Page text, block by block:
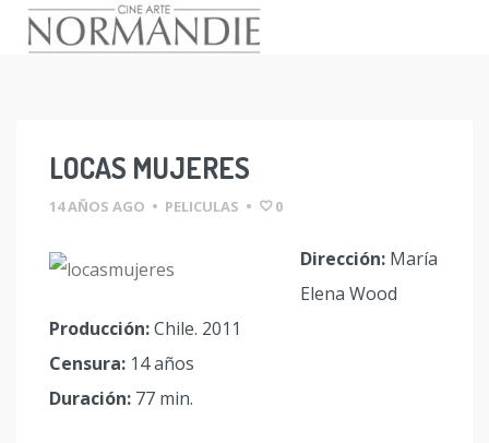
LOCAS MUJERES
14 AÑOS AGO • PELICULAS • 0
Dirección: María
Elena Wood
Producción:Chile. 2011
Censura: 14 años
Duración: 77 min.